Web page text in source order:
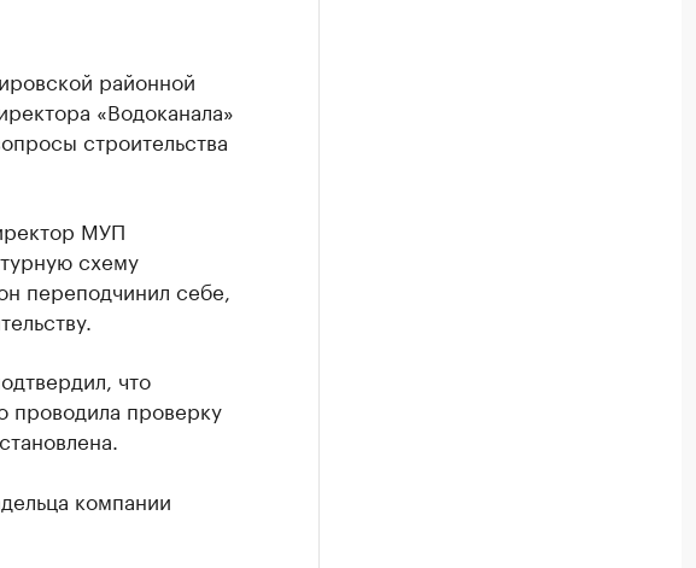
районной
«Водоканала»
строительства
МУП
схему
переподчинил себе,
что
проводила проверку
компании